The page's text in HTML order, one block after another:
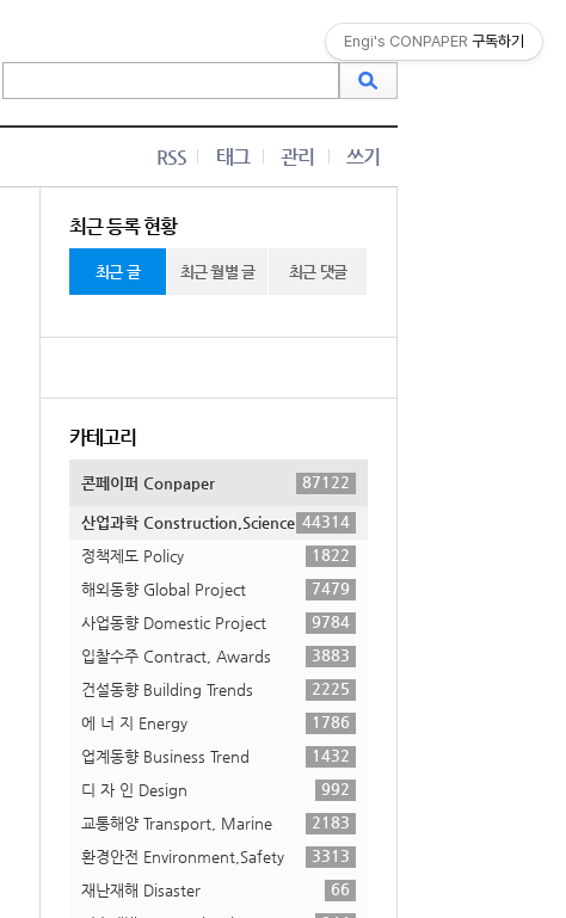
RSS 태그 관리 쓰기
최근 등록 현황
최근 글 최근 월별 글 최근 댓글
카테고리
콘페이퍼 Conpaper 87122
산업과학 Construction,Science 44314
정책제도 Policy
1822
해외동향 Global Project
7479
사업동향 Domestic Project
9784
입찰수주 Contract, Awards
3883
건설동향 Building Trends
2225
에 너 지 Energy
1786
업계동향 Business Trend
1432
디 자 인 Design
992
교통해양 Transport, Marine
2183
환경안전 Environment,Safety
3313
재난재해 Disaster
66
Engi's CONPAPER 구독하기